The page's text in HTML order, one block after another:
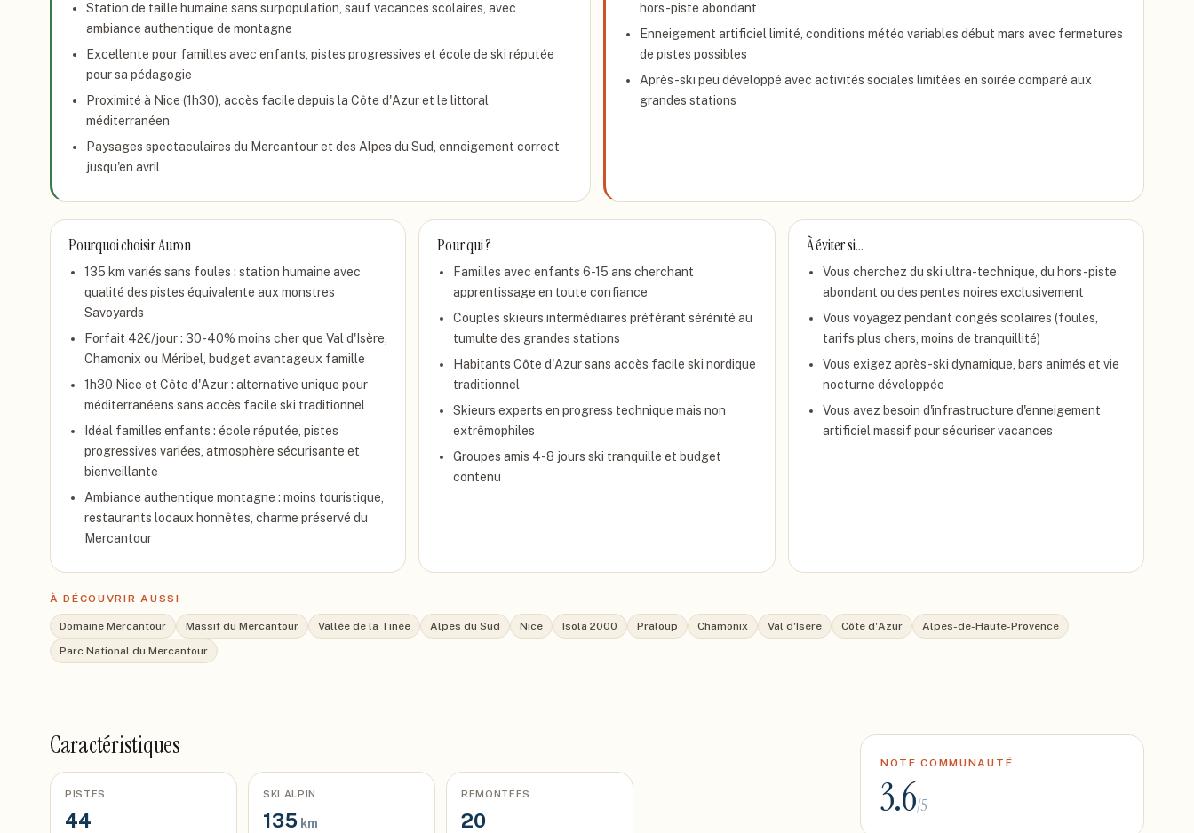
Station de taille humaine sans surpopulation, sauf vacances scolaires, avec
ambiance authentique de montagne
Excellente pour familles avec enfants, pistes progressives et école de ski réputée
pour sa pédagogie
Proximité à Nice (1h30), accès facile depuis la Côte d'Azur et le littoral
méditerranéen
Paysages spectaculaires du Mercantour et des Alpes du Sud, enneigement correct
jusqu'en avril
hors-piste abondant
Enneigement artificiel limité, conditions météo variables début mars avec fermetures
de pistes possibles
Après-ski peu développé avec activités sociales limitées en soirée comparé aux
grandes stations
Pourquoi choisirAuron
135 km variés sans foules : station humaine avec
qualité des pistes équivalente aux monstres
Savoyards
Forfait 42€/jour : 30-40% moins cher que Val d'Isère,
Chamonix ou Méribel, budget avantageux famille
1h30 Nice et Côte d'Azur : alternative unique pour
méditerranéens sans accès facile ski traditionnel
Idéal familles enfants : école réputée, pistes
progressives variées, atmosphère sécurisante et
bienveillante
Ambiance authentique montagne : moins touristique,
restaurants locaux honnêtes, charme préservé du
Mercantour
Pour qui ?
Familles avec enfants 6-15 ans cherchant
apprentissage en toute confiance
Couples skieurs intermédiaires préférant sérénité au
tumulte des grandes stations
Habitants Côte d'Azur sans accès facile ski nordique
traditionnel
Skieurs experts en progress technique mais non
extrêmophiles
Groupes amis 4-8 jours ski tranquille et budget
contenu
À éviter si…
Vous cherchez du ski ultra-technique, du hors-piste
abondant ou des pentes noires exclusivement
Vous voyagez pendant congés scolaires (foules,
tarifs plus chers, moins de tranquillité)
Vous exigez après-ski dynamique, bars animés et vie
nocturne développée
Vous avez besoin d'infrastructure d'enneigement
artificiel massif pour sécuriser vacances
À DÉCOUVRIR AUSSI
Domaine Mercantour Massif du Mercantour Vallée de la Tinée Alpes du Sud Nice Isola 2000 Praloup Chamonix Val d'Isère Côte d'Azur
Alpes-de-Haute-Provence
Parc National du Mercantour
Caractéristiques
PISTES
44
SKI ALPIN
135 km
REMONTÉES
20
NOTE COMMUNAUTÉ
3.6/5